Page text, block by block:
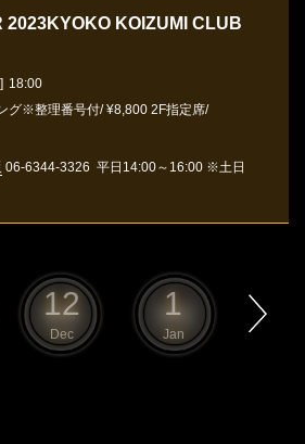
2023KYOKO KOIZUMI CLUB
18:00
グ※整理番号付/ ¥8,800 2F指定席/
06-6344-3326 平日14:00～16:00 ※土日
12
Dec
1
Jan